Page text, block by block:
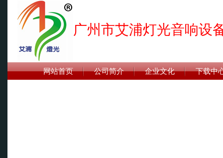
广州市艾浦灯光音响设
网站首页 公司简介 企业文化 下载中